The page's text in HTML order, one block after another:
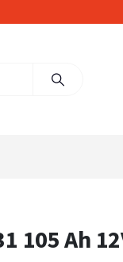
105 Ah